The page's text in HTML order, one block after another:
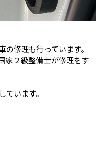
修理も行っています。
家２級整備士が修理をす
います。